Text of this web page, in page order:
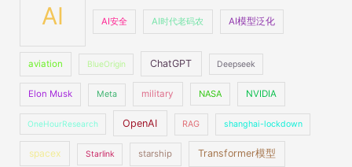
AI AI安全 AI时代老码农 AI模型泛化
aviation BlueOrigin ChatGPT Deepseek
Elon Musk Meta military NASA NVIDIA
OneHourResearch OpenAI RAG shanghai-lockdown
spacex Starlink starship Transformer模型